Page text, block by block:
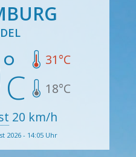
31°C
18°C
20 km/h
2026 - 14:05 Uhr